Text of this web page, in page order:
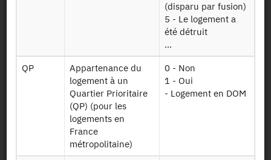
Mrf17e17t4
les ménages des
tiers que l'on a
cherchés à
apparier (donc
même les
ménages pour
déclaration
fiscale n'a été
(disparu par fusion)
5 - Le logement a
été détruit
...
QP
Appartenance du
logement à un
Quartier Prioritaire
(QP) (pour les
logements en
France
métropolitaine)
0 - Non
1 - Oui
- Logement en DOM